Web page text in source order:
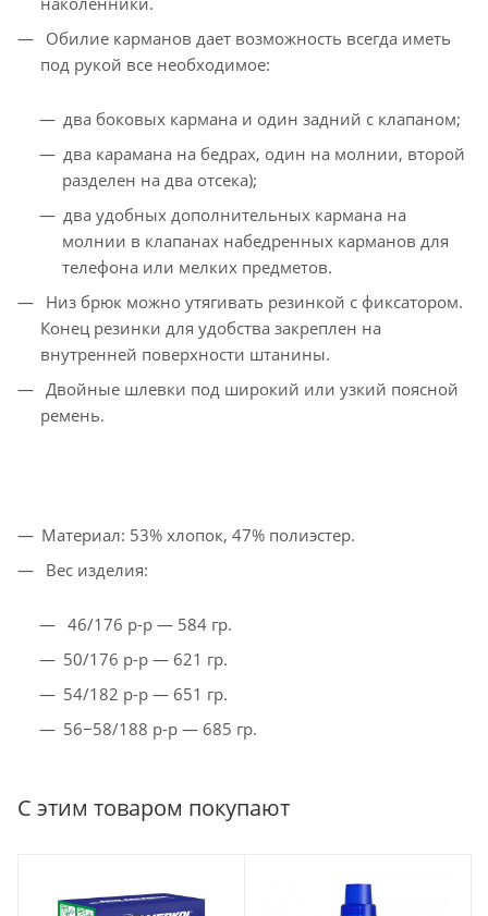
Обилие карманов дает возможность всегда иметь
под рукой все необходимое:
два боковых кармана и один задний с клапаном;
два карамана на бедрах, один на молнии, второй
разделен на два отсека);
два удобных дополнительных кармана на
молнии в клапанах набедренных карманов для
телефона или мелких предметов.
Низ брюк можно утягивать резинкой с фиксатором.
Конец резинки для удобства закреплен на
внутренней поверхности штанины.
Двойные шлевки под широкий или узкий поясной
ремень.
Материал: 53% хлопок, 47% полиэстер.
Вес изделия:
46/176 р-р — 584 гр.
50/176 р-р — 621 гр.
54/182 р-р — 651 гр.
56−58/188 р-р — 685 гр.
С этим товаром покупают